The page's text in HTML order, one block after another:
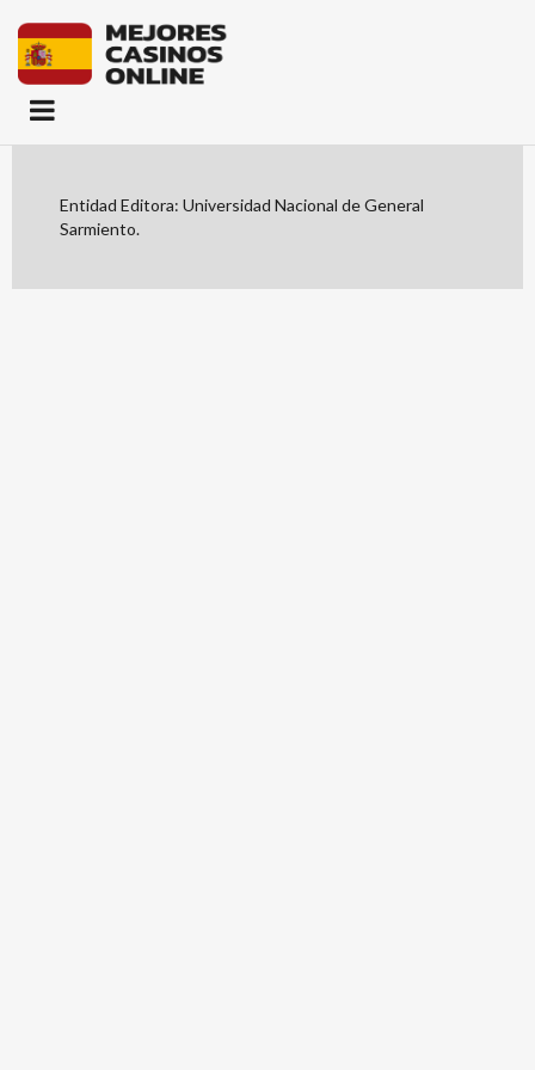
Entidad Editora: Universidad Nacional de General
Sarmiento.